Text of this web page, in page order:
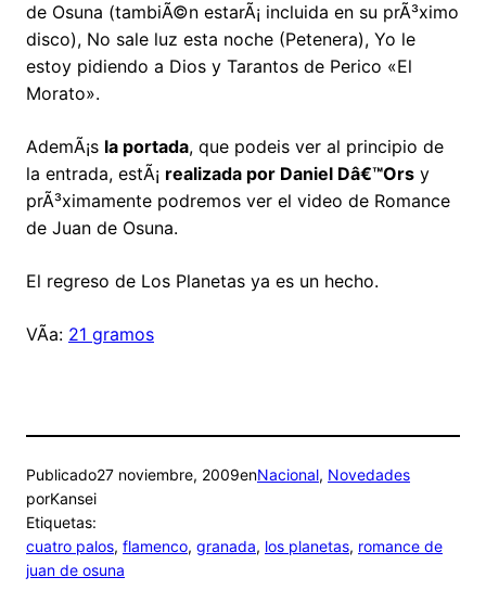
de Osuna (tambiÃ©n estarÃ¡ incluida en su prÃ³ximo
disco), No sale luz esta noche (Petenera), Yo le
estoy pidiendo a Dios y Tarantos de Perico «El
Morato».
AdemÃ¡s la portada, que podeis ver al principio de
la entrada, estÃ¡ realizada por Daniel Dâ€™Ors y
prÃ³ximamente podremos ver el video de Romance
de Juan de Osuna.
El regreso de Los Planetas ya es un hecho.
VÃ­a: 21 gramos
Publicado27 noviembre, 2009enNacional, Novedades
porKansei
Etiquetas:
cuatro palos, flamenco, granada, los planetas, romance de
juan de osuna